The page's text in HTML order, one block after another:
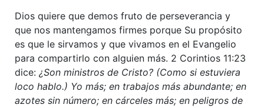
Dios quiere que demos fruto de perseverancia y
que nos mantengamos firmes porque Su propósito
es que le sirvamos y que vivamos en el Evangelio
para compartirlo con alguien más. 2 Corintios 11:23
dice: ¿Son ministros de Cristo? (Como si estuviera
loco hablo.) Yo más; en trabajos más abundante; en
azotes sin número; en cárceles más; en peligros de